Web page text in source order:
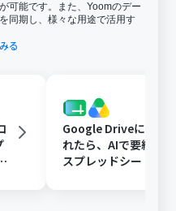
可能です。また、Yoomのデー
同期し、様々な用途で活用す
る
Google Driveに文書
れたら、AIで要約し
スプレッドシートの